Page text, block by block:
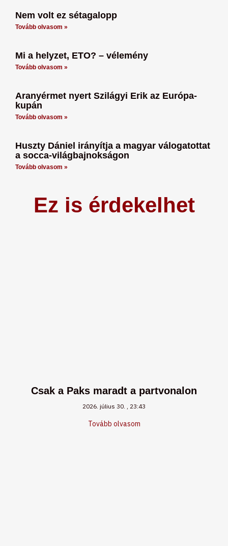
Nem volt ez sétagalopp
Tovább olvasom »
Mi a helyzet, ETO? – vélemény
Tovább olvasom »
Aranyérmet nyert Szilágyi Erik az Európa-
kupán
Tovább olvasom »
Huszty Dániel irányítja a magyar válogatottat
a socca-világbajnokságon
Tovább olvasom »
Ez is érdekelhet
Csak a Paks maradt a partvonalon
2026. július 30. 23:43
Tovább olvasom